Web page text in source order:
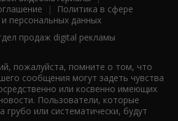
|
Политика в сфере
персональных данных
продаж digital рекламы
пожалуйста, помните о том, что
сообщения могут задеть чувства
или косвенно имеющих
Пользователи, которые
грубо или систематически, будут